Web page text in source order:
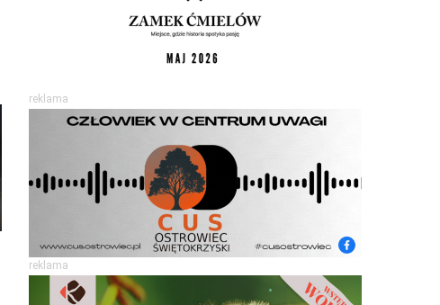
reklama
reklama